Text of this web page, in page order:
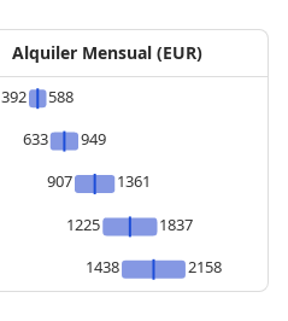
Alquiler Mensual (EUR)
392
588
633
949
907
1361
1225
1837
1438
2158